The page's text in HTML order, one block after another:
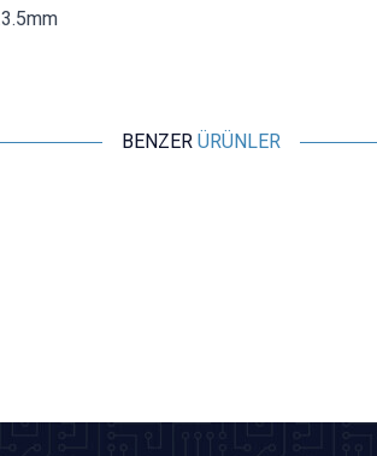
BENZER ÜRÜNLER